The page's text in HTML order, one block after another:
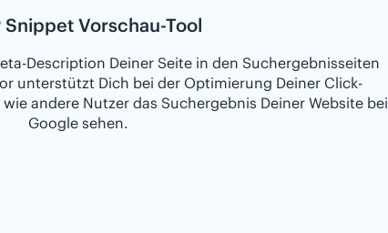
Snippet Vorschau-Tool
Description Deiner Seite in den Suchergebnisseiten
unterstützt Dich bei der Optimierung Deiner Click-
andere Nutzer das Suchergebnis Deiner Website bei
Google sehen.